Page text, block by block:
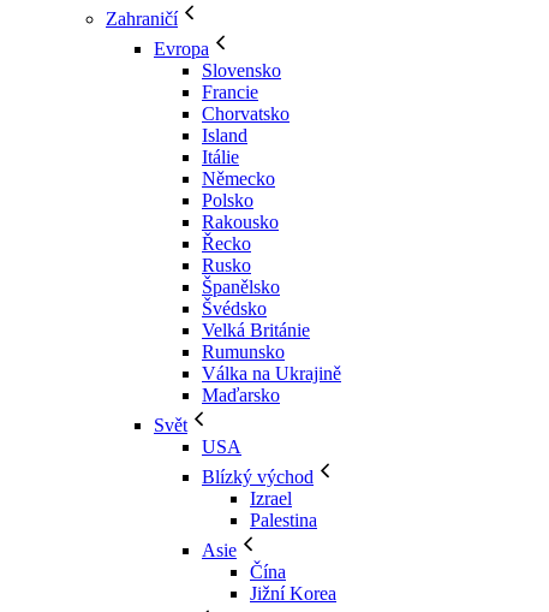
Zahraničí
Evropa
Slovensko
Francie
Chorvatsko
Island
Itálie
Německo
Polsko
Rakousko
Řecko
Rusko
Španělsko
Švédsko
Velká Británie
Rumunsko
Válka na Ukrajině
Maďarsko
Svět
USA
Blízký východ
Izrael
Palestina
Asie
Čína
Jižní Korea